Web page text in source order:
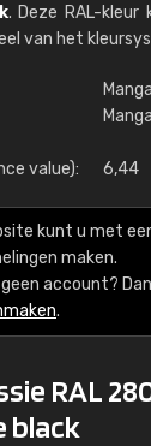
. Deze RAL-
van het
value): 6,44
kunt u met
maken.
account?
.
RAL
black